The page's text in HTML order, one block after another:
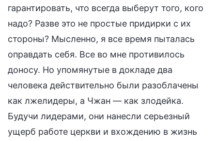
гарантировать, что всегда выберут того, кого
надо? Разве это не простые придирки с их
стороны? Мысленно, я все время пыталась
оправдать себя. Все во мне противилось
доносу. Но упомянутые в докладе два
человека действительно были разоблачены
как лжелидеры, а Чжан — как злодейка.
Будучи лидерами, они нанесли серьезный
ущерб работе церкви и вхождению в жизнь